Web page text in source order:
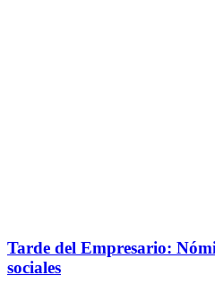
Tarde del Empresario:
sociales